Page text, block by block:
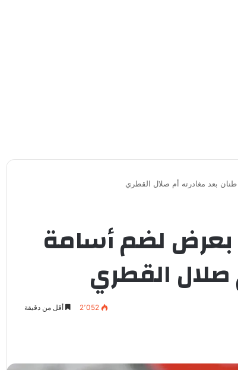
بعد مغادرته أم صلال القطري
بعرض لضم أسامة
صلال القطري
2٬052 أقل من دقيقة